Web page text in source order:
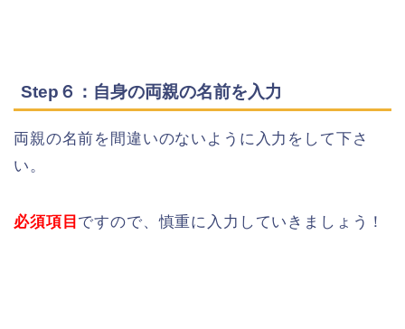
Step６：自身の両親の名前を入力
両親の名前を間違いのないように入力をして下さ
い。
必須項目 ですので、慎重に入力していきましょう！